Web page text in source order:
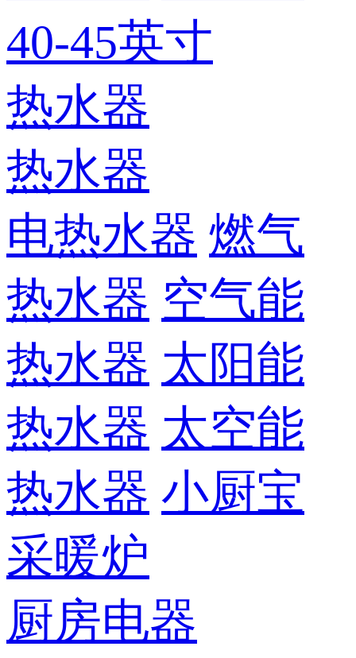
40-45英寸
热水器
热水器
电热水器 燃气
热水器 空气能
热水器 太阳能
热水器 太空能
热水器 小厨宝
采暖炉
厨房电器